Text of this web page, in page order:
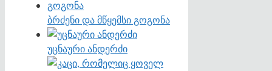
ბრძენი და მწყემსი გოგონა
უცნაური ანდერძი